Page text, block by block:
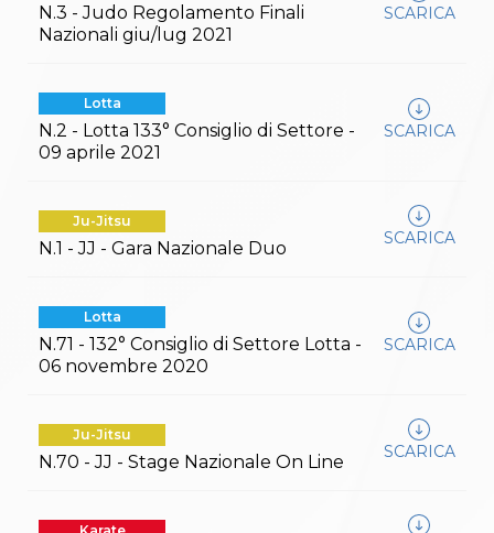
N.3 - Judo Regolamento Finali
Nazionali giu/lug 2021
SCARICA
Lotta
N.2 - Lotta 133° Consiglio di Settore -
09 aprile 2021
SCARICA
Ju-Jitsu
N.1 - JJ - Gara Nazionale Duo SCARICA
Lotta
N.71 - 132° Consiglio di Settore Lotta -
06 novembre 2020
SCARICA
Ju-Jitsu
N.70 - JJ - Stage Nazionale On Line SCARICA